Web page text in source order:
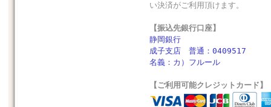
い決済がご利用頂けます。
【振込先銀行口座】
静岡銀行
成子支店 普通：0409517
名義：カ）フルール
【ご利用可能クレジットカード】